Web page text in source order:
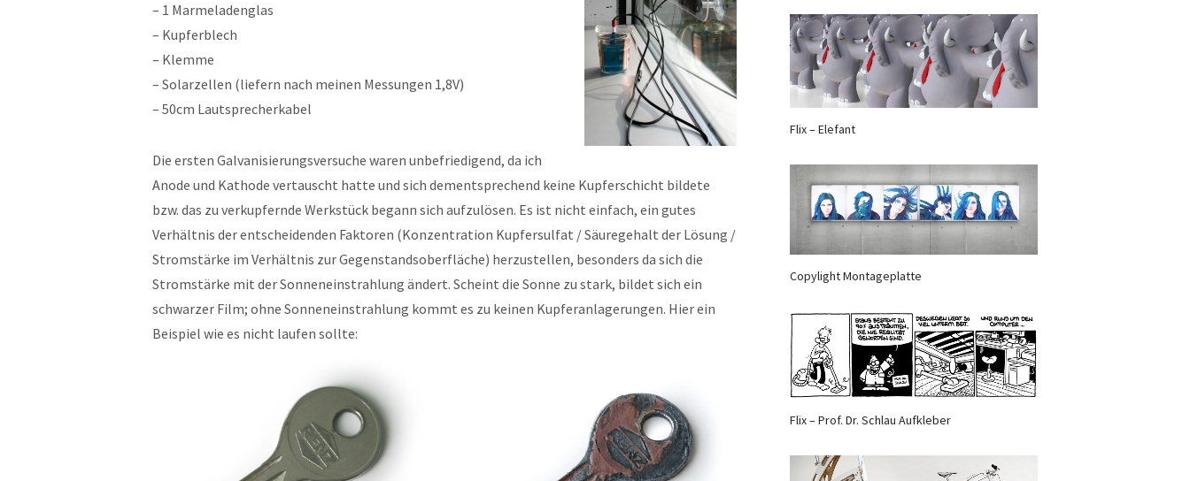
– 1 Marmeladenglas
– Kupferblech
– Klemme
– Solarzellen (liefern nach meinen Messungen 1,8V)
– 50cm Lautsprecherkabel
Die ersten Galvanisierungsversuche waren unbefriedigend, da ich
Anode und Kathode vertauscht hatte und sich dementsprechend keine Kupferschicht bildete
bzw. das zu verkupfernde Werkstück begann sich aufzulösen. Es ist nicht einfach, ein gutes
Verhältnis der entscheidenden Faktoren (Konzentration Kupfersulfat / Säuregehalt der Lösung /
Stromstärke im Verhältnis zur Gegenstandsoberfläche) herzustellen, besonders da sich die
Stromstärke mit der Sonneneinstrahlung ändert. Scheint die Sonne zu stark, bildet sich ein
schwarzer Film; ohne Sonneneinstrahlung kommt es zu keinen Kupferanlagerungen. Hier ein
Beispiel wie es nicht laufen sollte:
Flix – Elefant
Copylight Montageplatte
Flix – Prof. Dr. Schlau Aufkleber